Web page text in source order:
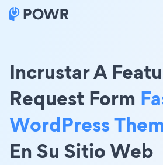
Incrustar A
Request Form
WordPress
En Su Sitio Web